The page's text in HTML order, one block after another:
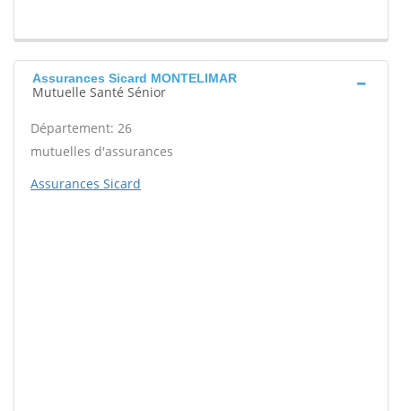
Assurances Sicard MONTELIMAR
Mutuelle Santé Sénior
Département: 26
mutuelles d'assurances
Assurances Sicard